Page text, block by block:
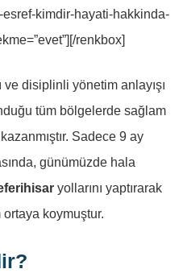
kimdir-hayati-hakkinda-
renkbox]
ve disiplinli yönetim anlayışı
tüm bölgelerde sağlam
Sadece 9 ay
günümüzde hala
yollarını yaptırarak
ortaya koymuştur.